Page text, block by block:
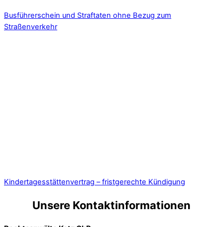
Busführerschein und Straftaten ohne Bezug zum
Straßenverkehr
Kindertagesstättenvertrag – fristgerechte Kündigung
Unsere Kontaktinformationen